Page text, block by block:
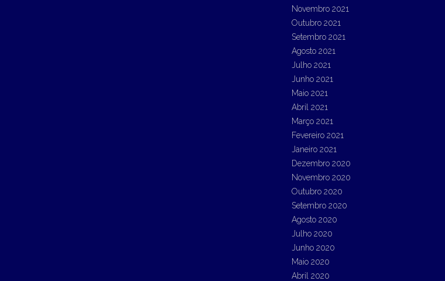
Novembro 2021
Outubro 2021
Setembro 2021
Agosto 2021
Julho 2021
Junho 2021
Maio 2021
Abril 2021
Março 2021
Fevereiro 2021
Janeiro 2021
Dezembro 2020
Novembro 2020
Outubro 2020
Setembro 2020
Agosto 2020
Julho 2020
Junho 2020
Maio 2020
Abril 2020